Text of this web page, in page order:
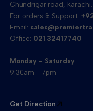
Chundrigar road,
For orders & Support:
Email:
Office: 021 32417740
Monday - Saturday
9:30am - 7pm
Get Direction